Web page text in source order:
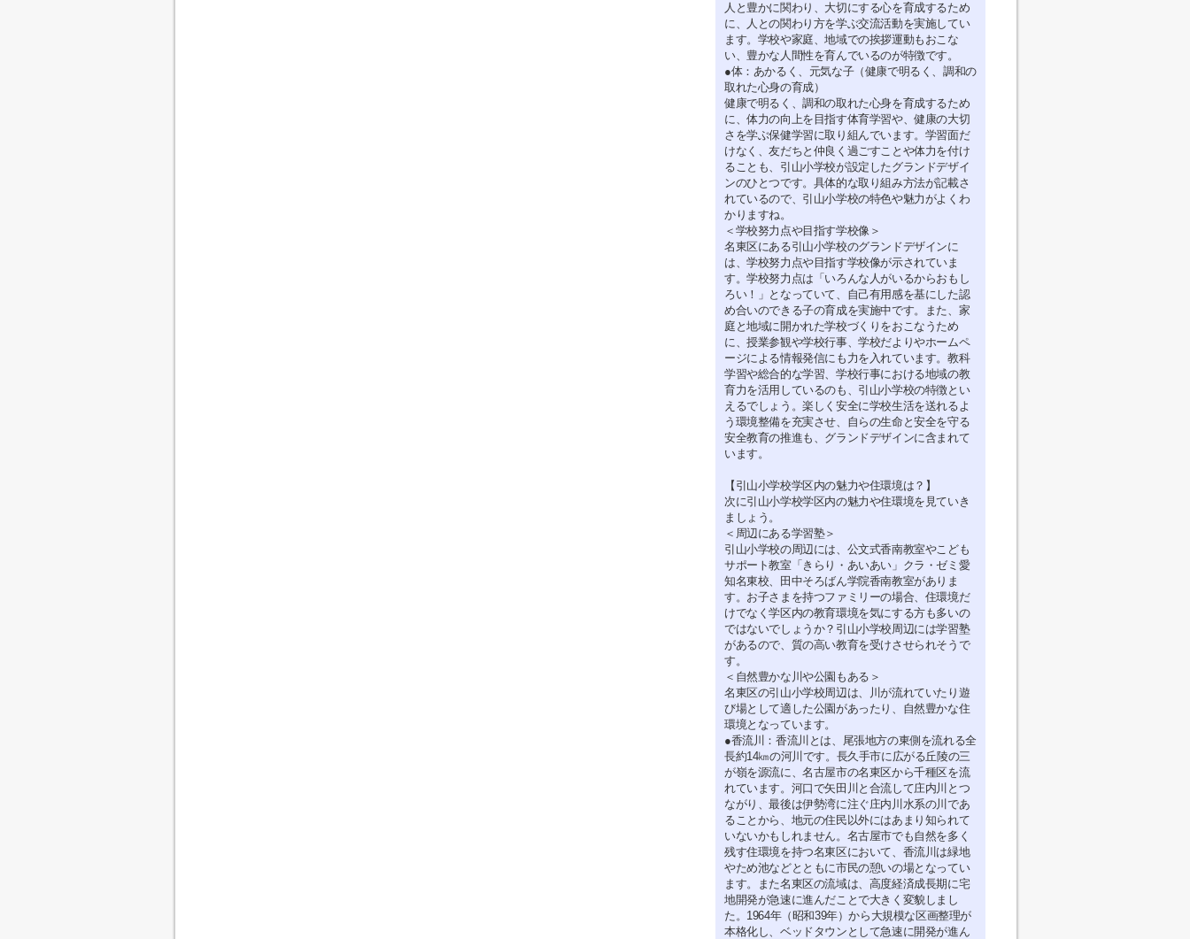
人と豊かに関わり、大切にする心を育成するため
に、人との関わり方を学ぶ交流活動を実施してい
ます。学校や家庭、地域での挨拶運動もおこな
い、豊かな人間性を育んでいるのが特徴です。
●体：あかるく、元気な子（健康で明るく、調和の
取れた心身の育成）
健康で明るく、調和の取れた心身を育成するため
に、体力の向上を目指す体育学習や、健康の大切
さを学ぶ保健学習に取り組んでいます。学習面だ
けなく、友だちと仲良く過ごすことや体力を付け
ることも、引山小学校が設定したグランドデザイ
ンのひとつです。具体的な取り組み方法が記載さ
れているので、引山小学校の特色や魅力がよくわ
かりますね。
＜学校努力点や目指す学校像＞
名東区にある引山小学校のグランドデザインに
は、学校努力点や目指す学校像が示されていま
す。学校努力点は「いろんな人がいるからおもし
ろい！」となっていて、自己有用感を基にした認
め合いのできる子の育成を実施中です。また、家
庭と地域に開かれた学校づくりをおこなうため
に、授業参観や学校行事、学校だよりやホームペ
ージによる情報発信にも力を入れています。教科
学習や総合的な学習、学校行事における地域の教
育力を活用しているのも、引山小学校の特徴とい
えるでしょう。楽しく安全に学校生活を送れるよ
う環境整備を充実させ、自らの生命と安全を守る
安全教育の推進も、グランドデザインに含まれて
います。
【引山小学校学区内の魅力や住環境は？】
次に引山小学校学区内の魅力や住環境を見ていき
ましょう。
＜周辺にある学習塾＞
引山小学校の周辺には、公文式香南教室やこども
サポート教室「きらり・あいあい」クラ・ゼミ愛
知名東校、田中そろばん学院香南教室がありま
す。お子さまを持つファミリーの場合、住環境だ
けでなく学区内の教育環境を気にする方も多いの
ではないでしょうか？引山小学校周辺には学習塾
があるので、質の高い教育を受けさせられそうで
す。
＜自然豊かな川や公園もある＞
名東区の引山小学校周辺は、川が流れていたり遊
び場として適した公園があったり、自然豊かな住
環境となっています。
●香流川：香流川とは、尾張地方の東側を流れる全
長約14㎞の河川です。長久手市に広がる丘陵の三
が嶺を源流に、名古屋市の名東区から千種区を流
れています。河口で矢田川と合流して庄内川とつ
ながり、最後は伊勢湾に注ぐ庄内川水系の川であ
ることから、地元の住民以外にはあまり知られて
いないかもしれません。名古屋市でも自然を多く
残す住環境を持つ名東区において、香流川は緑地
やため池などとともに市民の憩いの場となってい
ます。また名東区の流域は、高度経済成長期に宅
地開発が急速に進んだことで大きく変貌しまし
た。1964年（昭和39年）から大規模な区画整理が
本格化し、ベッドタウンとして急速に開発が進ん